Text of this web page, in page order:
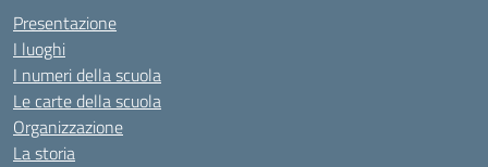
Presentazione
I luoghi
I numeri della scuola
Le carte della scuola
Organizzazione
La storia